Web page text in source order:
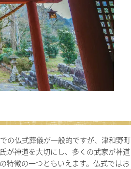
の仏式葬儀が一般的ですが、津和野町
が神道を大切にし、多くの武家が神道
特徴の一つともいえます。仏式ではお